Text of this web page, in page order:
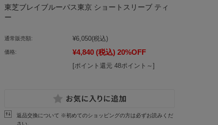
東芝ブレイブルーパス東京 ショートスリーブ ティ
ー
通常販売額: ¥6,050(税込)
価格: ¥4,840 (税込) 20%OFF
[ポイント還元 48ポイント～]
返品交換について ※初めてのショッピングの方は必ずお読みくだ
さい。